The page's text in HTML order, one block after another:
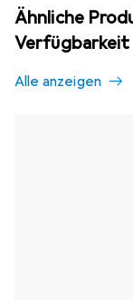
Ähnliche
Verfügbarkeit
Alle anzeigen